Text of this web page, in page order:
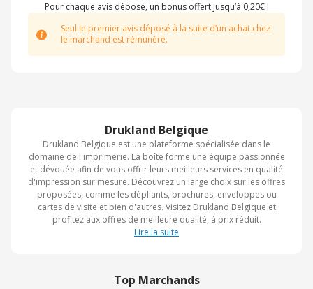
Drukland Belgique
Drukland Belgique est une plateforme spécialisée dans le
domaine de l'imprimerie. La boîte forme une équipe passionnée
et dévouée afin de vous offrir leurs meilleurs services en qualité
d'impression sur mesure. Découvrez un large choix sur les offres
proposées, comme les dépliants, brochures, enveloppes ou
cartes de visite et bien d'autres. Visitez Drukland Belgique et
profitez aux offres de meilleure qualité, à prix réduit.
Lire la suite
Top Marchands
Pour chaque avis déposé, un bonus offert jusqu’à 0,20€ !
Seul le premier avis déposé à la suite d’un achat chez
le marchand est rémunéré.